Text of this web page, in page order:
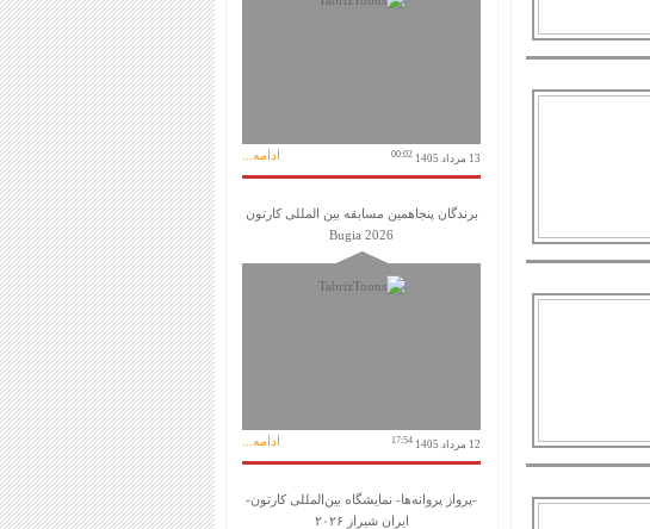
13 مرداد 1405 00:02 ادامه...
برندگان پنجاهمین مسابقه بین المللی کارتون
Bugia 2026
12 مرداد 1405 17:54 ادامه...
-پرواز پروانه‌ها- نمایشگاه بین‌المللی کارتون-
ایران شیراز ۲۰۲۶